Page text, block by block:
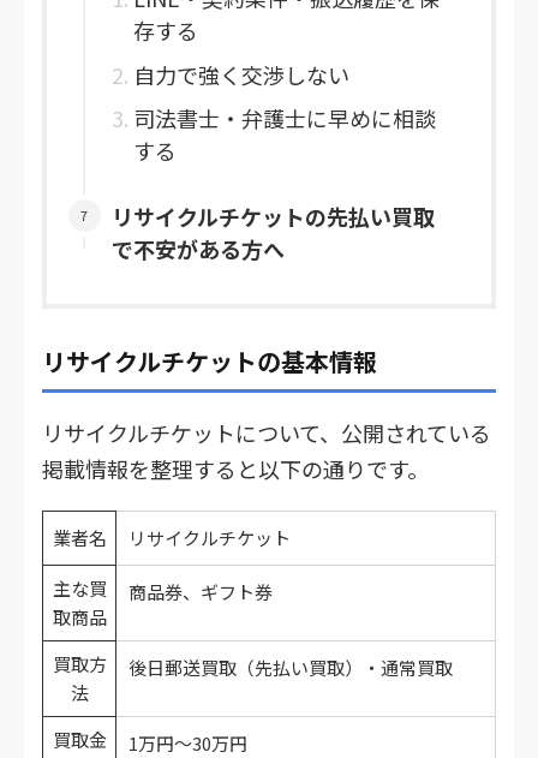
存する
自力で強く交渉しない
司法書士・弁護士に早めに相談
する
リサイクルチケットの先払い買取
で不安がある方へ
リサイクルチケットの基本情報
リサイクルチケットについて、公開されている
掲載情報を整理すると以下の通りです。
業者名
リサイクルチケット
主な買
取商品
商品券、ギフト券
買取方
法
後日郵送買取（先払い買取）・通常買取
買取金
1万円～30万円